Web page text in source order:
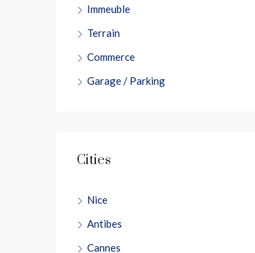
Immeuble
Terrain
Commerce
Garage / Parking
Cities
Nice
Antibes
Cannes